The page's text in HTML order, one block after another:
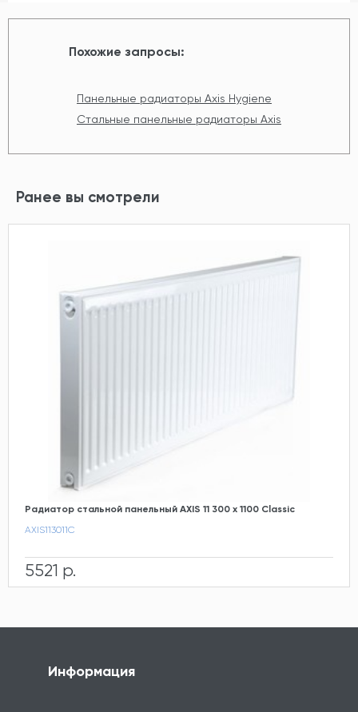
Похожие запросы:
Панельные радиаторы Axis Hygiene
Стальные панельные радиаторы Axis
Ранее вы смотрели
Радиатор стальной панельный AXIS 11 300 x 1100 Classic
AXIS113011C
5521 р.
Информация